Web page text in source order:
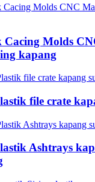
Cacing Molds
kapang
file crate
Ashtrays